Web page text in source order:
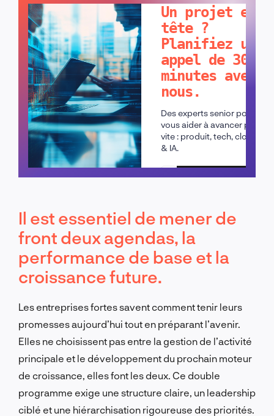
Un projet en
tête ?
Planifiez un
appel de 30
minutes avec
nous.
Des experts senior pour
vous aider à avancer plus
vite : produit, tech, cloud
& IA.
Planifier un appel
Il est essentiel de mener de
front deux agendas, la
performance de base et la
croissance future.
Les entreprises fortes savent comment tenir leurs
promesses aujourd’hui tout en préparant l’avenir.
Elles ne choisissent pas entre la gestion de l’activité
principale et le développement du prochain moteur
de croissance, elles font les deux. Ce double
programme exige une structure claire, un leadership
ciblé et une hiérarchisation rigoureuse des priorités.